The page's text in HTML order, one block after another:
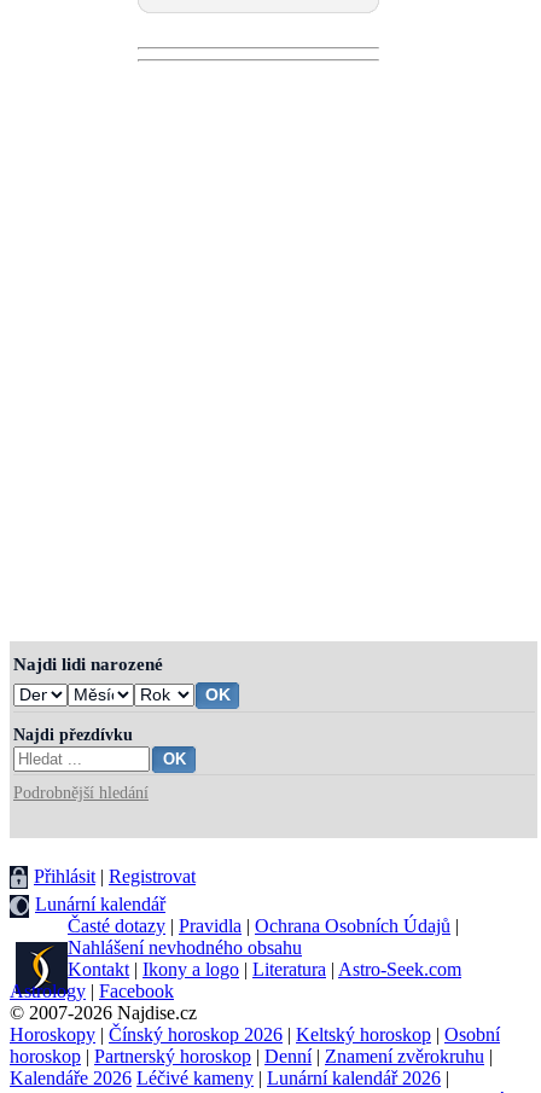
Najdi lidi narozené
Najdi přezdívku
Podrobnější hledání
Přihlásit | Registrovat
Lunární kalendář
Časté dotazy | Pravidla | Ochrana Osobních Údajů |
Nahlášení nevhodného obsahu
Kontakt | Ikony a logo | Literatura | Astro-Seek.com
Astrology | Facebook
© 2007-2026 Najdise.cz
Horoskopy | Čínský horoskop 2026 | Keltský horoskop | Osobní
horoskop | Partnerský horoskop | Denní| Znamení zvěrokruhu |
Kalendáře 2026 Léčivé kameny | Lunární kalendář 2026 |